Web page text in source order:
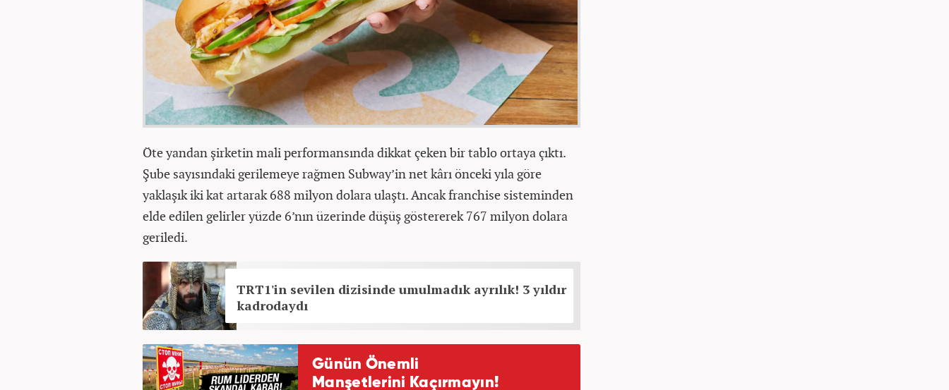
Öte yandan şirketin mali performansında dikkat çeken bir tablo ortaya çıktı.
Şube sayısındaki gerilemeye rağmen Subway’in net kârı önceki yıla göre
yaklaşık iki kat artarak 688 milyon dolara ulaştı. Ancak franchise sisteminden
elde edilen gelirler yüzde 6’nın üzerinde düşüş göstererek 767 milyon dolara
geriledi.
TRT1'in sevilen dizisinde umulmadık ayrılık! 3 yıldır
kadrodaydı